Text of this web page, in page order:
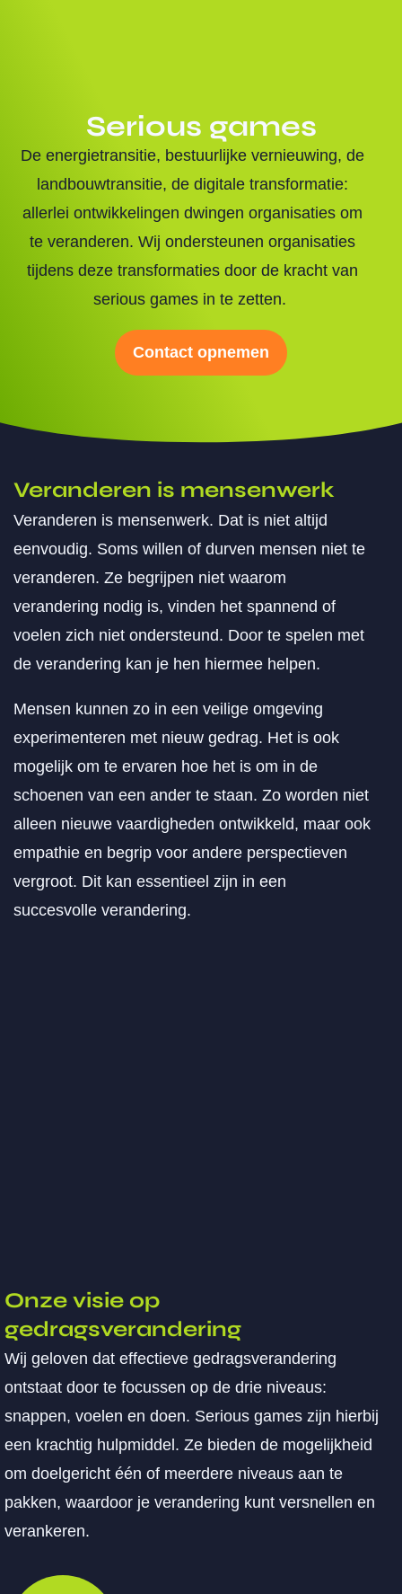
Serious games
De energietransitie, bestuurlijke vernieuwing, de
landbouwtransitie, de digitale transformatie:
allerlei ontwikkelingen dwingen organisaties om
te veranderen. Wij ondersteunen organisaties
tijdens deze transformaties door de kracht van
serious games in te zetten.
Contact opnemen
Veranderen is mensenwerk
Veranderen is mensenwerk. Dat is niet altijd
eenvoudig. Soms willen of durven mensen niet te
veranderen. Ze begrijpen niet waarom
verandering nodig is, vinden het spannend of
voelen zich niet ondersteund. Door te spelen met
de verandering kan je hen hiermee helpen.
Mensen kunnen zo in een veilige omgeving
experimenteren met nieuw gedrag. Het is ook
mogelijk om te ervaren hoe het is om in de
schoenen van een ander te staan. Zo worden niet
alleen nieuwe vaardigheden ontwikkeld, maar ook
empathie en begrip voor andere perspectieven
vergroot. Dit kan essentieel zijn in een
succesvolle verandering.
Onze visie op
gedragsverandering
Wij geloven dat effectieve gedragsverandering
ontstaat door te focussen op de drie niveaus:
snappen, voelen en doen. Serious games zijn hierbij
een krachtig hulpmiddel. Ze bieden de mogelijkheid
om doelgericht één of meerdere niveaus aan te
pakken, waardoor je verandering kunt versnellen en
verankeren.